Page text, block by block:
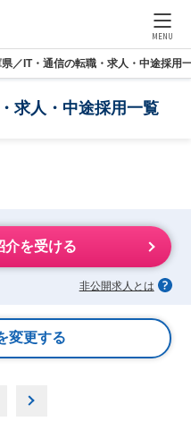
MENU
／IT・通信の転職・求人・中途採用
求人・中途採用一覧
介を受ける
非公開求人とは
変更する